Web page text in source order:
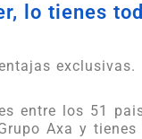
lo tienes
exclusivas.
entre los 51
Axa y